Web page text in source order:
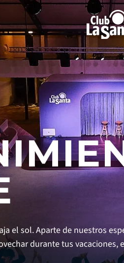
el sol. Aparte de nuestros
durante tus